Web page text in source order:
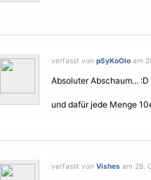
verfasst von pSyKoOlo am
Absoluter Abschaum... :D
und dafür jede Menge
verfasst von Vishes am 28.